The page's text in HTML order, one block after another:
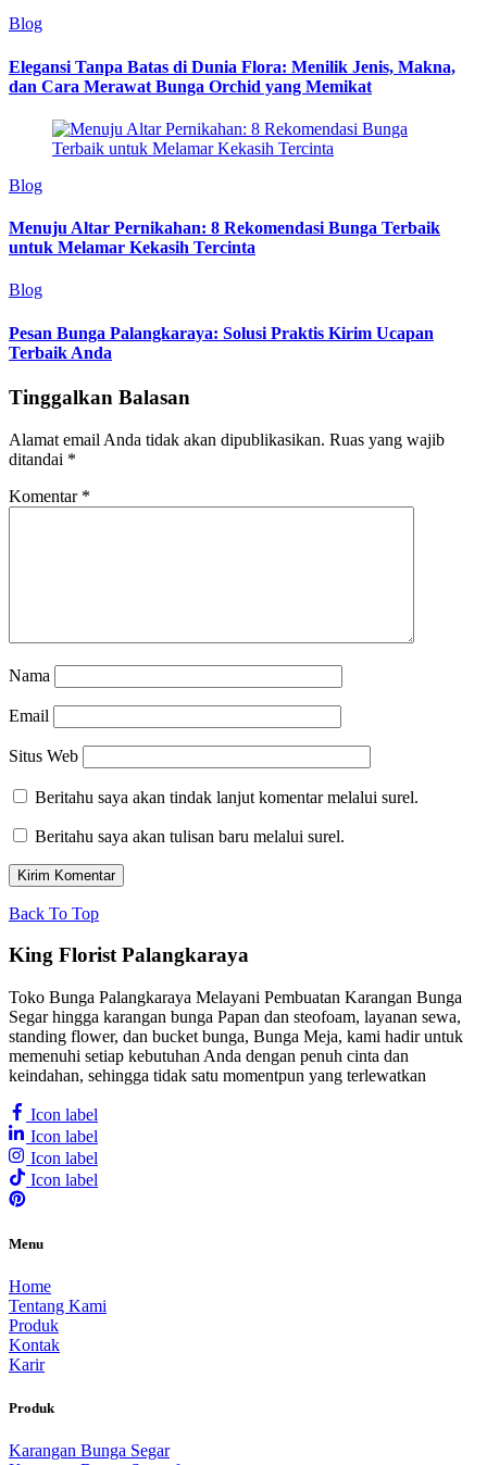
Blog
Elegansi Tanpa Batas di Dunia Flora: Menilik Jenis, Makna,
dan Cara Merawat Bunga Orchid yang Memikat
Blog
Menuju Altar Pernikahan: 8 Rekomendasi Bunga Terbaik
untuk Melamar Kekasih Tercinta
Blog
Pesan Bunga Palangkaraya: Solusi Praktis Kirim Ucapan
Terbaik Anda
Tinggalkan Balasan
Alamat email Anda tidak akan dipublikasikan. Ruas yang wajib
ditandai *
Komentar *
Nama
Email
Situs Web
Beritahu saya akan tindak lanjut komentar melalui surel.
Beritahu saya akan tulisan baru melalui surel.
Back To Top
King Florist Palangkaraya
Toko Bunga Palangkaraya Melayani Pembuatan Karangan Bunga
Segar hingga karangan bunga Papan dan steofoam, layanan sewa,
standing flower, dan bucket bunga, Bunga Meja, kami hadir untuk
memenuhi setiap kebutuhan Anda dengan penuh cinta dan
keindahan, sehingga tidak satu momentpun yang terlewatkan
Icon label
Icon label
Icon label
Icon label
Menu
Home
Tentang Kami
Produk
Kontak
Karir
Produk
Karangan Bunga Segar